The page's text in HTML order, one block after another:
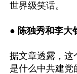
世界级笑话。
● 陈独秀和李大
据文章透露，这
是什么中共建党